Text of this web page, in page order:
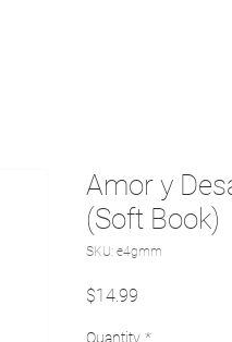
Amor y
(Soft Book)
SKU: e4gmm
$14.99
Quantity *